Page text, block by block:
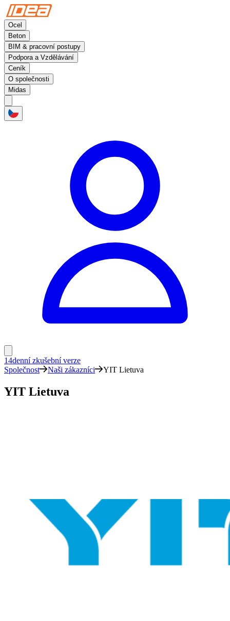
Ocel
Beton
BIM & pracovní postupy
Podpora a Vzdělávání
Ceník
O společnosti
Midas
14denní zkušební verze
Společnost
Naši zákazníci YIT Lietuva
YIT Lietuva